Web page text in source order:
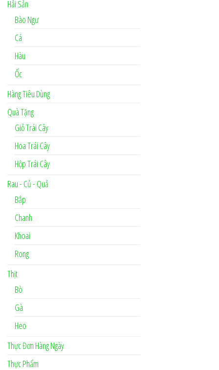
Hải Sản
Bào Ngư
Cá
Hàu
Ốc
Hàng Tiêu Dùng
Quà Tặng
Giỏ Trái Cây
Hoa Trái Cây
Hộp Trái Cây
Rau - Củ - Quả
Bắp
Chanh
Khoai
Rong
Thịt
Bò
Gà
Heo
Thực Đơn Hàng Ngày
Thực Phẩm